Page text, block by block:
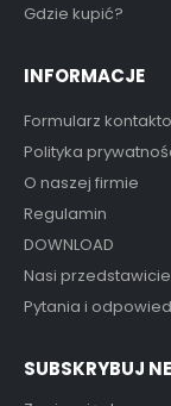
Gdzie kupić?
INFORMACJE
Formularz
Polityka
O naszej firmie
Regulamin
DOWNLOAD
Nasi
Pytania i
SUBSKRYBUJ